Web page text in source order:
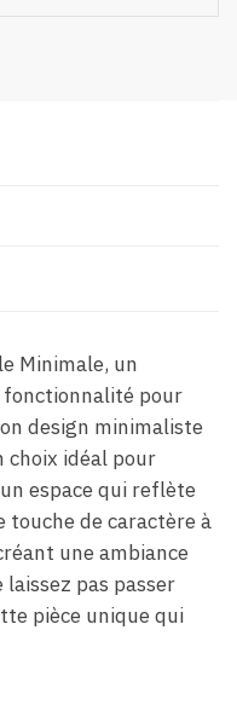
Minimale, un
fonctionnalité pour
design minimaliste
choix idéal pour
espace qui reflète
de caractère à
une ambiance
pas passer
pièce unique qui